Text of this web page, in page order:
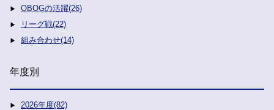
OBOGの活躍(26)
リーグ戦(22)
組み合わせ(14)
年度別
2026年度(82)